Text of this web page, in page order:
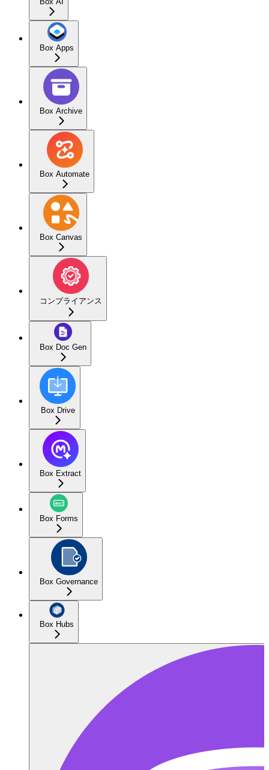
Box Apps
Box Archive
Box Automate
Box Canvas
コンプライアンス
Box Doc Gen
Box Drive
Box Extract
Box Forms
Box Governance
Box Hubs